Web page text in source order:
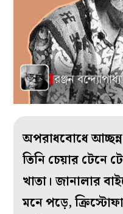
অপরাধবোধে
তিনি চেয়ার টেনে
খাতা। জানালার
মনে পড়ে,